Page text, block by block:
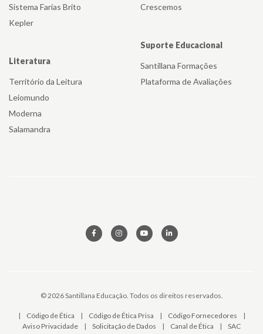
Sistema Farias Brito
Kepler
Literatura
Território da Leitura
Leiomundo
Moderna
Salamandra
Crescemos
Suporte Educacional
Santillana Formações
Plataforma de Avaliações
© 2026 Santillana Educação. Todos os direitos reservados.
| Código de Ética | Código de Ética Prisa | Código Fornecedores
|
Aviso Privacidade
| Solicitação de Dados | Canal de Ética | SAC